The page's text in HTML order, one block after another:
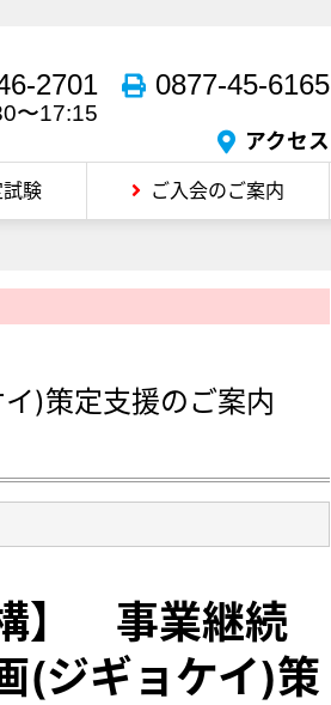
2701
〜17:15
0877-45-6165
アクセス
試験 ご入会のご案内
)策定支援のご案内
構】 事業継続
(ジギョケイ)策